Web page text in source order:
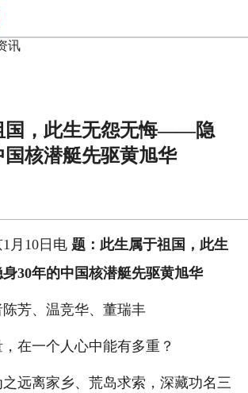
讯
国，此生无怨无悔——隐
国核潜艇先驱黄旭华
10日电题：此生属于祖国，此生
30年的中国核潜艇先驱黄旭华
芳、温竞华、董瑞丰
一个人心中能有多重？
离家乡、荒岛求索，深藏功名三